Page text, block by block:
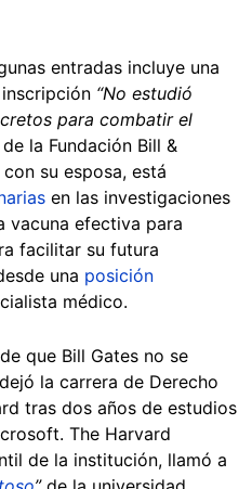
entradas incluye una
“No estudió
para combatir el
la Fundación Bill &
su esposa, está
en las investigaciones
vacuna efectiva para
facilitar su futura
una posición
médico.
que Bill Gates no se
la carrera de Derecho
tras dos años de estudios
The Harvard
de la institución, llamó a